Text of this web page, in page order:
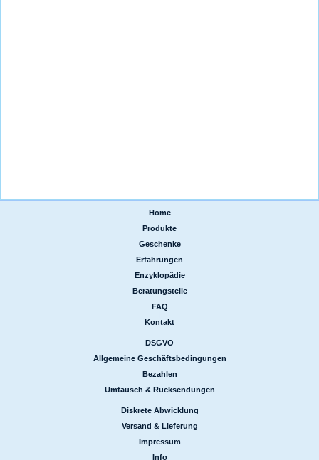
Home
Produkte
Geschenke
Erfahrungen
Enzyklopädie
Beratungstelle
FAQ
Kontakt
DSGVO
Allgemeine Geschäftsbedingungen
Bezahlen
Umtausch & Rücksendungen
Diskrete Abwicklung
Versand & Lieferung
Impressum
Info